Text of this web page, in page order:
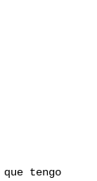
tengo